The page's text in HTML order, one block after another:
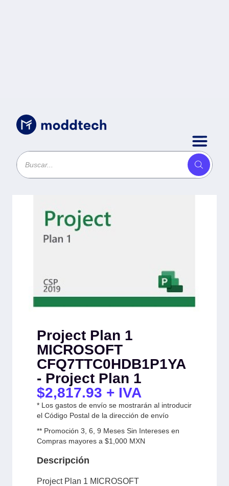
Uncategorized/Project Plan 1 MICROSOFT
CFQ7TTC0HDB1P1YA - Project
Plan 1
Project Plan 1
MICROSOFT
CFQ7TTC0HDB1P1YA
- Project Plan 1
$2,817.93 + IVA
* Los gastos de envío se mostrarán al introducir
el Código Postal de la dirección de envío
** Promoción 3, 6, 9 Meses Sin Intereses en
Compras mayores a $1,000 MXN
Descripción
Project Plan 1 MICROSOFT